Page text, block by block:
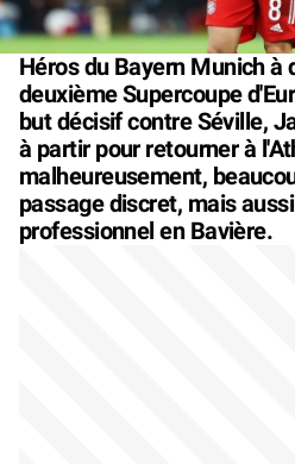
Héros du Bayern Munich à
deuxième Supercoupe
but décisif contre Séville,
à partir pour retourner à
malheureusement,
passage discret, mais
professionnel en Bavière.